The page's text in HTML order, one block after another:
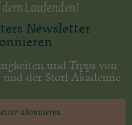
Laufenden!
Newsletter
und Tipps von
der Storl Akademie
abonnieren